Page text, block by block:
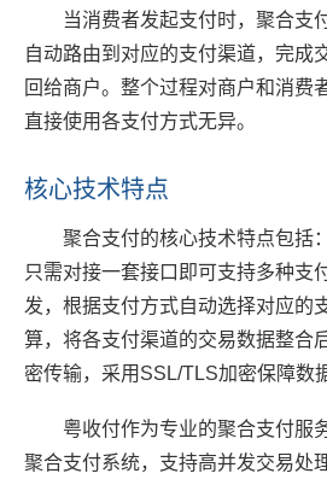
当消费者发起支付时，聚合支
自动路由到对应的支付渠道，完成
回给商户。整个过程对商户和消费
直接使用各支付方式无异。
核心技术特点
聚合支付的核心技术特点包括
只需对接一套接口即可支持多种支
发，根据支付方式自动选择对应的
算，将各支付渠道的交易数据整合
密传输，采用SSL/TLS加密保障数
粤收付作为专业的聚合支付服
聚合支付系统，支持高并发交易处